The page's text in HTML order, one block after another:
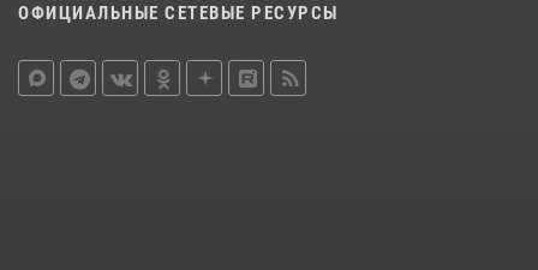
ОФИЦИАЛЬНЫЕ СЕТЕВЫЕ РЕСУРСЫ